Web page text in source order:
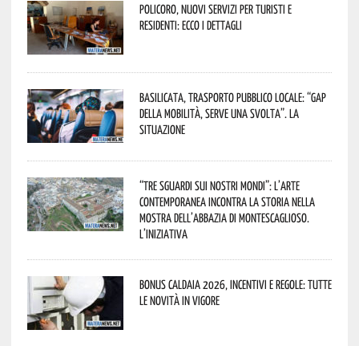
Policoro, nuovi servizi per turisti e
residenti: ecco i dettagli
Basilicata, trasporto pubblico locale: “Gap
della mobilità, serve una svolta”. La
situazione
“Tre Sguardi sui Nostri Mondi”: l’arte
contemporanea incontra la storia nella
mostra dell’Abbazia di Montescaglioso.
L’iniziativa
Bonus caldaia 2026, incentivi e regole: tutte
le novità in vigore